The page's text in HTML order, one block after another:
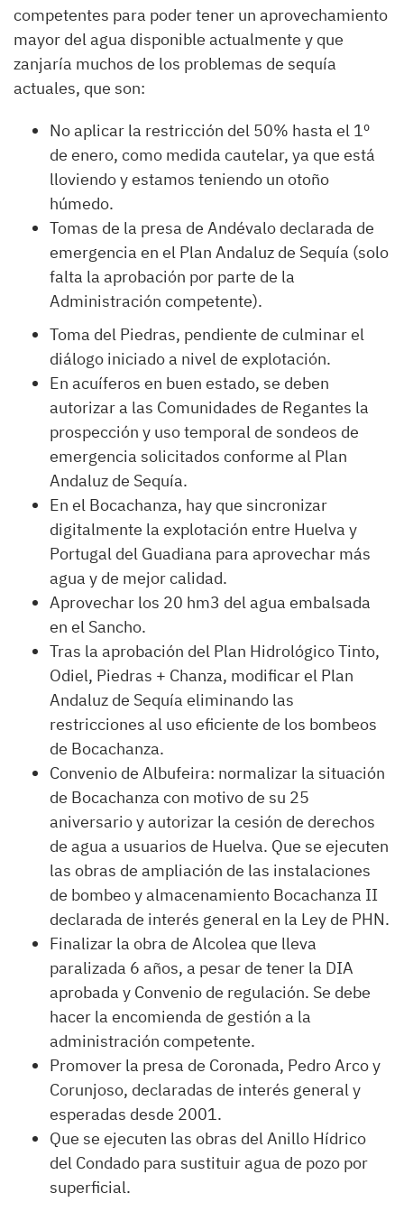
competentes para poder tener un aprovechamiento
mayor del agua disponible actualmente y que
zanjaría muchos de los problemas de sequía
actuales, que son:
No aplicar la restricción del 50% hasta el 1º
de enero, como medida cautelar, ya que está
lloviendo y estamos teniendo un otoño
húmedo.
Tomas de la presa de Andévalo declarada de
emergencia en el Plan Andaluz de Sequía (solo
falta la aprobación por parte de la
Administración competente).
Toma del Piedras, pendiente de culminar el
diálogo iniciado a nivel de explotación.
En acuíferos en buen estado, se deben
autorizar a las Comunidades de Regantes la
prospección y uso temporal de sondeos de
emergencia solicitados conforme al Plan
Andaluz de Sequía.
En el Bocachanza, hay que sincronizar
digitalmente la explotación entre Huelva y
Portugal del Guadiana para aprovechar más
agua y de mejor calidad.
Aprovechar los 20 hm3 del agua embalsada
en el Sancho.
Tras la aprobación del Plan Hidrológico Tinto,
Odiel, Piedras + Chanza, modificar el Plan
Andaluz de Sequía eliminando las
restricciones al uso eficiente de los bombeos
de Bocachanza.
Convenio de Albufeira: normalizar la situación
de Bocachanza con motivo de su 25
aniversario y autorizar la cesión de derechos
de agua a usuarios de Huelva. Que se ejecuten
las obras de ampliación de las instalaciones
de bombeo y almacenamiento Bocachanza II
declarada de interés general en la Ley de PHN.
Finalizar la obra de Alcolea que lleva
paralizada 6 años, a pesar de tener la DIA
aprobada y Convenio de regulación. Se debe
hacer la encomienda de gestión a la
administración competente.
Promover la presa de Coronada, Pedro Arco y
Corunjoso, declaradas de interés general y
esperadas desde 2001.
Que se ejecuten las obras del Anillo Hídrico
del Condado para sustituir agua de pozo por
superficial.